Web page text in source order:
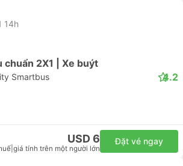
14h
chuẩn 2X1 | Xe buýt
Smartbus 4.2
USD 6
giá tính trên một người lớn
Đặt vé ngay